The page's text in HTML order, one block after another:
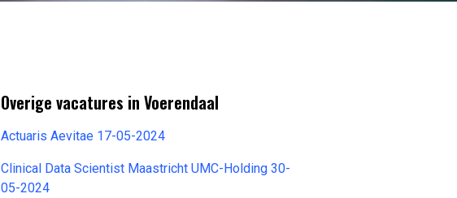
Overige vacatures in Voerendaal
Actuaris Aevitae 17-05-2024
Clinical Data Scientist Maastricht UMC-Holding 30-
05-2024